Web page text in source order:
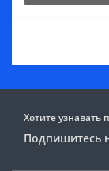
Хотите узнавать
Подпишитесь